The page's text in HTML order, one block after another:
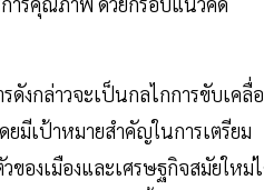
รดังกล่าวจะเป็นกลไกการขับเคลื่
มีเป้าหมายสำคัญในการเตรียม
องเมืองและเศรษฐกิจสมัยใหม่